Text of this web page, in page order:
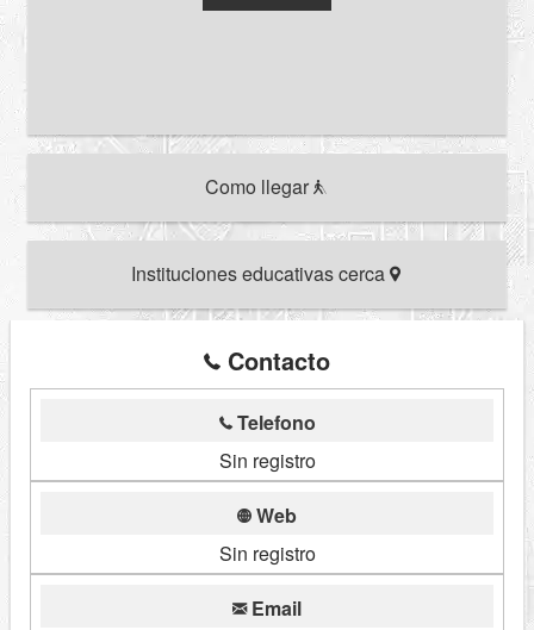
Como llegar
Instituciones educativas cerca
Contacto
Telefono
Sin registro
Web
Sin registro
Email